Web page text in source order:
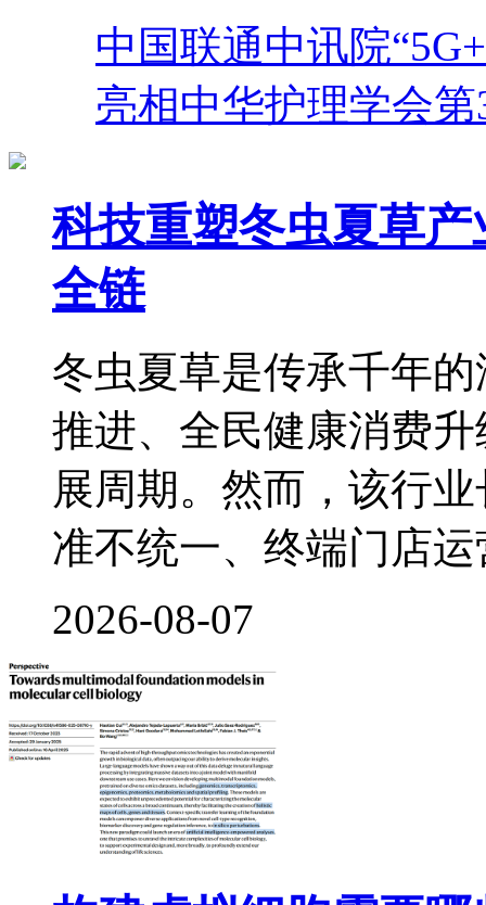
中国联通中讯院
亮相中华护理学会
科技重塑冬虫夏草
全链
冬虫夏草是传承千年
推进、全民健康消费
展周期。然而，该行
准不统一、终端门店运
2026-08-07